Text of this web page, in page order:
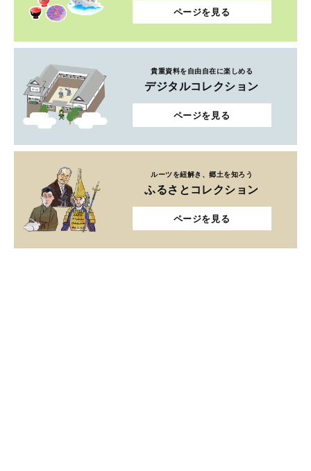
ページを見る
貴重資料を自由自在に楽しめる
デジタルコレクション
ページを見る
ルーツを紐解き、郷土を知ろう
ふるさとコレクション
ページを見る